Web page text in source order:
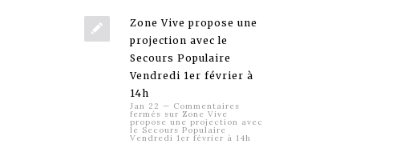
Zone Vive propose une
projection avec le
Secours Populaire
Vendredi 1er février à
14h
Jan 22 — Commentaires
fermés sur Zone Vive
propose une projection avec
le Secours Populaire
Vendredi 1er février à 14h